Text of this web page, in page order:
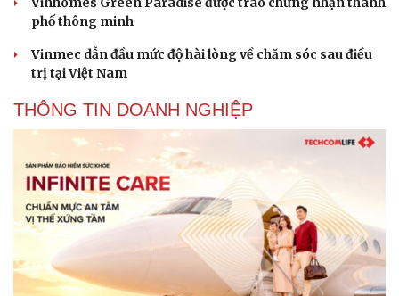
phố thông minh
Vinmec dẫn đầu mức độ hài lòng về chăm sóc sau điều
trị tại Việt Nam
THÔNG TIN DOANH NGHIỆP